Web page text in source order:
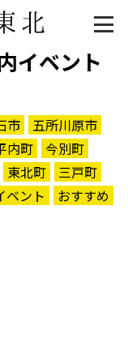
イベント
市
五所川原市
内町
今別町
東北町
三戸町
ベント
おすすめ